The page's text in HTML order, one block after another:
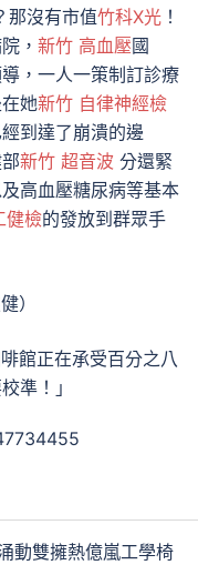
那沒有市值竹科X光 ！
， 新竹 高血壓國
，一人一策制訂診療
她新竹 自律神經檢
到達了崩潰的邊
新竹 超音波 分還緊
高血壓糖尿病等基本
健檢的發放到群眾手
）
館正在承受百分之八
準！」
動雙擁熱億嵐工學椅